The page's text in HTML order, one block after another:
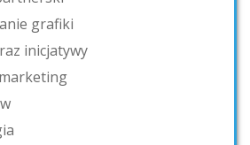
grafiki
inicjatywy